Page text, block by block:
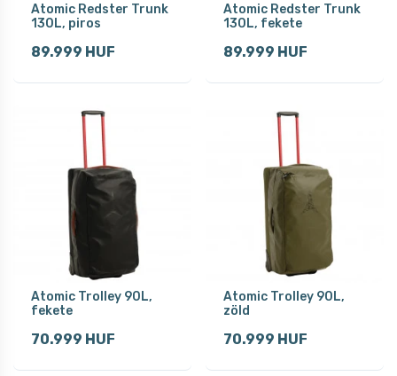
Atomic Redster Trunk
130L, piros
89.999 HUF
Atomic Redster Trunk
130L, fekete
89.999 HUF
Atomic Trolley 90L,
fekete
70.999 HUF
Atomic Trolley 90L,
zöld
70.999 HUF